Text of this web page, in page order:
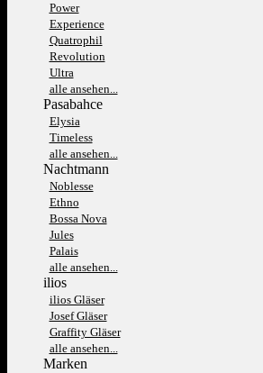
Power
Experience
Quatrophil
Revolution
Ultra
alle ansehen...
Pasabahce
Elysia
Timeless
alle ansehen...
Nachtmann
Noblesse
Ethno
Bossa Nova
Jules
Palais
alle ansehen...
ilios
ilios Gläser
Josef Gläser
Graffity Gläser
alle ansehen...
Marken